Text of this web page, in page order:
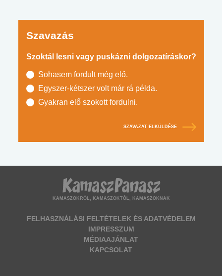
Szavazás
Szoktál lesni vagy puskázni dolgozatíráskor?
Sohasem fordult még elő.
Egyszer-kétszer volt már rá példa.
Gyakran elő szokott fordulni.
SZAVAZAT ELKÜLDÉSE
KAMASZOKRÓL, KAMASZOKTÓL, KAMASZOKNAK
FELHASZNÁLÁSI FELTÉTELEK ÉS ADATVÉDELEM
IMPRESSZUM
MÉDIAAJÁNLAT
KAPCSOLAT